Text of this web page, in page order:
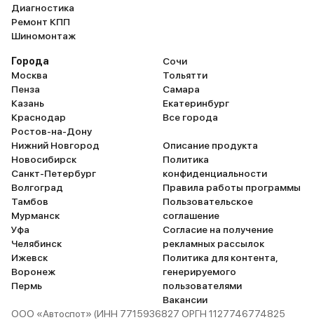
Диагностика
Ремонт КПП
Шиномонтаж
Города
Москва
Пенза
Казань
Краснодар
Ростов-на-Дону
Нижний Новгород
Новосибирск
Санкт-Петербург
Волгоград
Тамбов
Мурманск
Уфа
Челябинск
Ижевск
Воронеж
Пермь
Сочи
Тольятти
Самара
Екатеринбург
Все города
Описание продукта
Политика
конфиденциальности
Правила работы программы
Пользовательское
соглашение
Согласие на получение
рекламных рассылок
Политика для контента,
генерируемого
пользователями
Вакансии
ООО «Автоспот» (ИНН 7715936827 ОРГН 1127746774825